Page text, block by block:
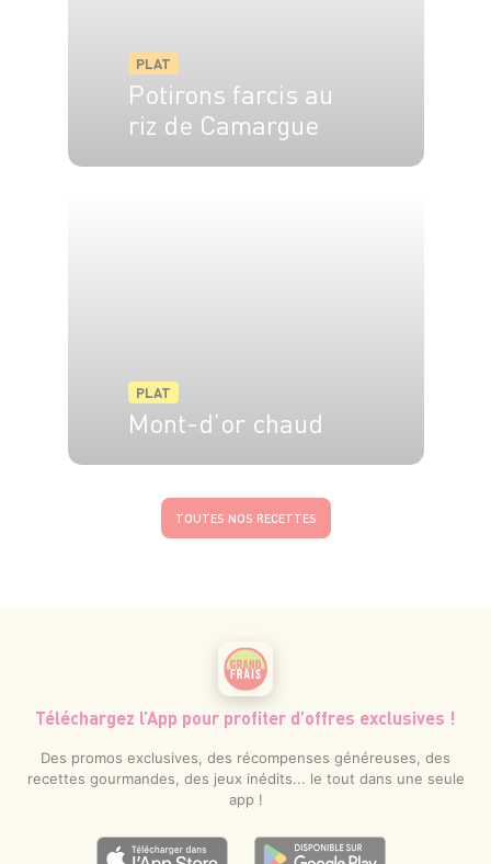
PLAT
Potirons farcis au
riz de Camargue
PLAT
Mont-d’or chaud
TOUTES NOS RECETTES
Téléchargez l’App pour profiter d’offres exclusives !
Des promos exclusives, des récompenses généreuses, des
recettes gourmandes, des jeux inédits... le tout dans une seule
app !